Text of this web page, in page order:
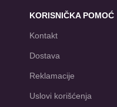
KORISNIČKA POMOĆ
Kontakt
Dostava
Reklamacije
Uslovi korišćenja